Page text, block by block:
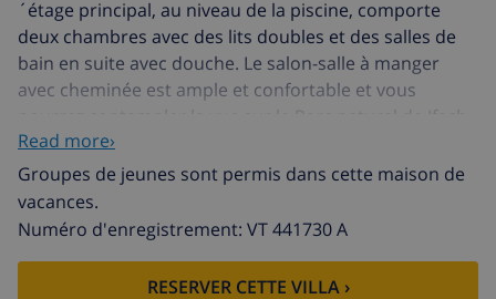
´étage principal, au niveau de la piscine, comporte
deux chambres avec des lits doubles et des salles de
bain en suite avec douche. Le salon-salle à manger
avec cheminée est ample et confortable et vous
pourrez contempler la vue sur le Parc naturel de Ifach.
Il y a également une cuisine indépendante
complètment équipée et finalement une terrasse
vitrée transformée en salon avec vue sur la mer. L
´étage inférieur comporte trois autres chambres (une
avec un lit double et les deux autres avec des lits
jumeaux) et une salle de bain complète avec douche. Il
Read more›
Groupes de jeunes sont permis dans cette maison de
vacances.
Numéro d'enregistrement: VT 441730 A
RESERVER CETTE VILLA ›